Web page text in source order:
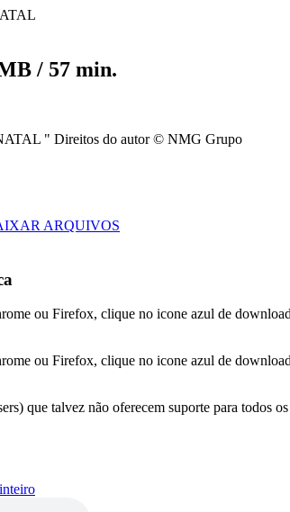
/ 57 min.
" Direitos do autor © NMG Grupo
ARQUIVOS
ou Firefox, clique no icone azul de
ou Firefox, clique no icone azul de download
que talvez não oferecem suporte para